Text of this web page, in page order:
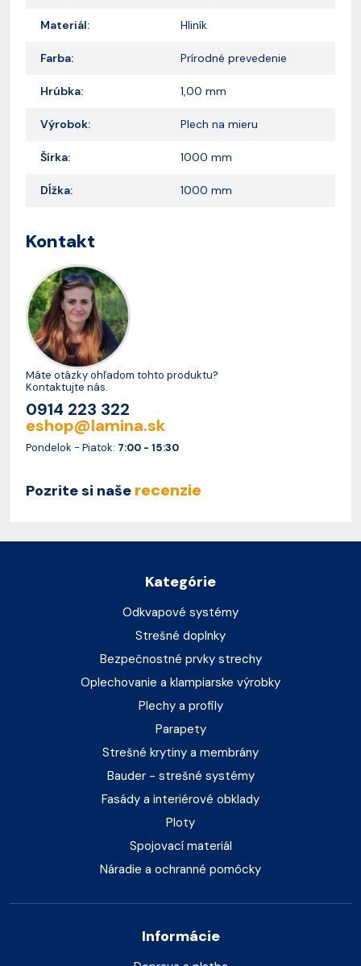
Materiál: Hliník
Farba: Prírodné prevedenie
Hrúbka: 1,00 mm
Výrobok: Plech na mieru
Šírka: 1000 mm
Dĺžka: 1000 mm
Kontakt
Máte otázky ohľadom tohto produktu?
Kontaktujte nás.
0914 223 322
eshop@lamina.sk
Pondelok - Piatok: 7:00 - 15:30
Pozrite si naše recenzie
Kategórie
Odkvapové systémy
Strešné doplnky
Bezpečnostné prvky strechy
Oplechovanie a klampiarske výrobky
Plechy a profily
Parapety
Strešné krytiny a membrány
Bauder - strešné systémy
Fasády a interiérové obklady
Ploty
Spojovací materiál
Náradie a ochranné pomôcky
Informácie